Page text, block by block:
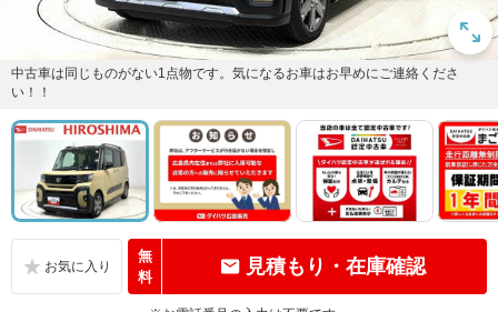
中古車は同じものがない1点物です。気になるお車はお早めにご連絡くださ
い！！
無
料
見積もり・在庫確認